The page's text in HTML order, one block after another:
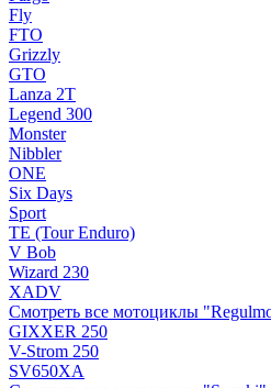
Fly
FTO
Grizzly
GTO
Lanza 2T
Legend 300
Monster
Nibbler
ONE
Six Days
Sport
TE (Tour Enduro)
V Bob
Wizard 230
XADV
Смотреть все мотоциклы
GIXXER 250
V-Strom 250
SV650XA